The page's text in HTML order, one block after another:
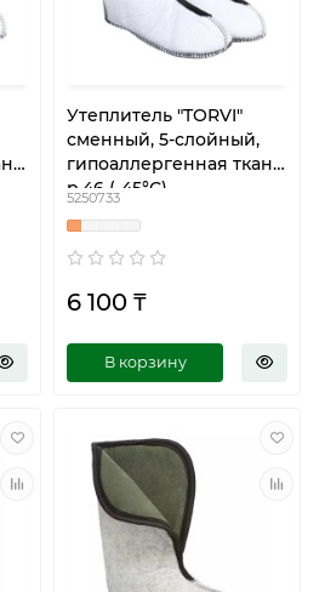
Утеплитель "TORVI"
сменный, 5-слойный,
гипоаллергенная ткань,
р.46 (-45°С)
5250733
6 100 ₸
В корзину